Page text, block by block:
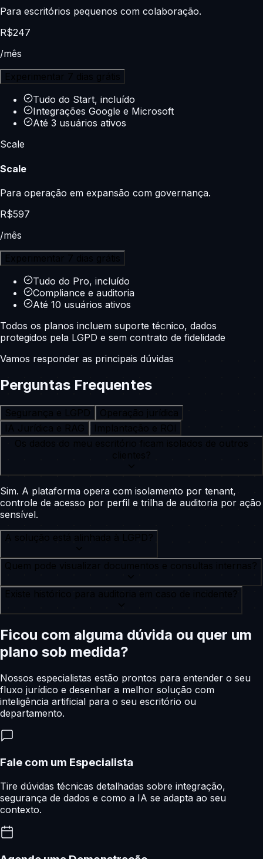
Para escritórios pequenos com colaboração.
R$247
/mês
Tudo do Start, incluído
Integrações Google e Microsoft
Até 3 usuários ativos
Scale
Scale
Para operação em expansão com governança.
R$597
/mês
Tudo do Pro, incluído
Compliance e auditoria
Até 10 usuários ativos
Todos os planos incluem suporte técnico, dados
protegidos pela LGPD e sem contrato de fidelidade
Vamos responder as principais dúvidas
Perguntas Frequentes
Segurança e LGPD
Operação jurídica
IA Jurídica e RAG
Implantação e ROI
Os dados do meu escritório ficam isolados de outros
Sim. A plataforma opera com isolamento por tenant,
controle de acesso por perfil e trilha de auditoria por ação
sensível.
Existe histórico para auditoria em caso de incidente?
Ficou com alguma dúvida ou quer um
plano sob medida?
Nossos especialistas estão prontos para entender o seu
fluxo jurídico e desenhar a melhor solução com
inteligência artificial para o seu escritório ou
departamento.
Fale com um Especialista
Tire dúvidas técnicas detalhadas sobre integração,
segurança de dados e como a IA se adapta ao seu
contexto.